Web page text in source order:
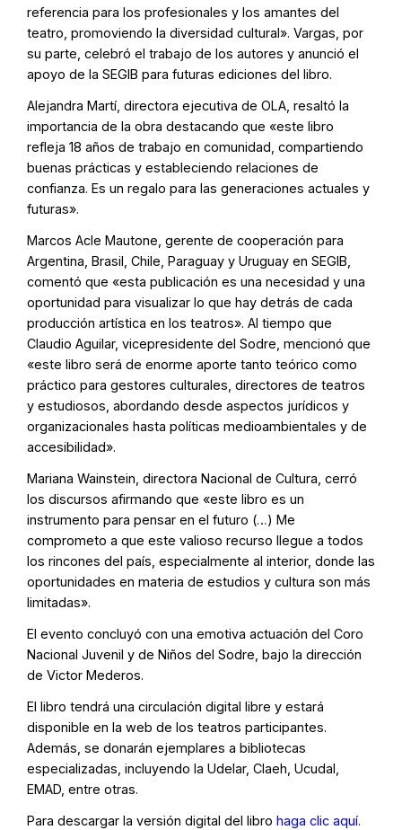
referencia para los profesionales y los amantes del
teatro, promoviendo la diversidad cultural». Vargas, por
su parte, celebró el trabajo de los autores y anunció el
apoyo de la SEGIB para futuras ediciones del libro.
Alejandra Martí, directora ejecutiva de OLA, resaltó la
importancia de la obra destacando que «este libro
refleja 18 años de trabajo en comunidad, compartiendo
buenas prácticas y estableciendo relaciones de
confianza. Es un regalo para las generaciones actuales y
futuras».
Marcos Acle Mautone, gerente de cooperación para
Argentina, Brasil, Chile, Paraguay y Uruguay en SEGIB,
comentó que «esta publicación es una necesidad y una
oportunidad para visualizar lo que hay detrás de cada
producción artística en los teatros». Al tiempo que
Claudio Aguilar, vicepresidente del Sodre, mencionó que
«este libro será de enorme aporte tanto teórico como
práctico para gestores culturales, directores de teatros
y estudiosos, abordando desde aspectos jurídicos y
organizacionales hasta políticas medioambientales y de
accesibilidad».
Mariana Wainstein, directora Nacional de Cultura, cerró
los discursos afirmando que «este libro es un
instrumento para pensar en el futuro (…) Me
comprometo a que este valioso recurso llegue a todos
los rincones del país, especialmente al interior, donde las
oportunidades en materia de estudios y cultura son más
limitadas».
El evento concluyó con una emotiva actuación del Coro
Nacional Juvenil y de Niños del Sodre, bajo la dirección
de Victor Mederos.
El libro tendrá una circulación digital libre y estará
disponible en la web de los teatros participantes.
Además, se donarán ejemplares a bibliotecas
especializadas, incluyendo la Udelar, Claeh, Ucudal,
EMAD, entre otras.
Para descargar la versión digital del libro haga clic aquí.